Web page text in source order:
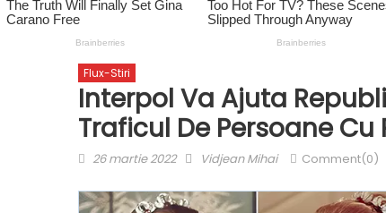
Flux-Stiri
Interpol Va Ajuta
Traficul De Persoane
Posted
26 martie 2022 Author
Vidjean Mihai Comment(0)